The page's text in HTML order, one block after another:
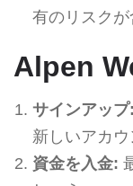
有のリスクが
Alpen
サインアップ:
新しいアカウ
資金を入金: